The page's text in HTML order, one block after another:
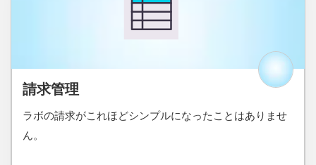
請求管理
ラボの請求がこれほどシンプルになったことはありませ
ん。